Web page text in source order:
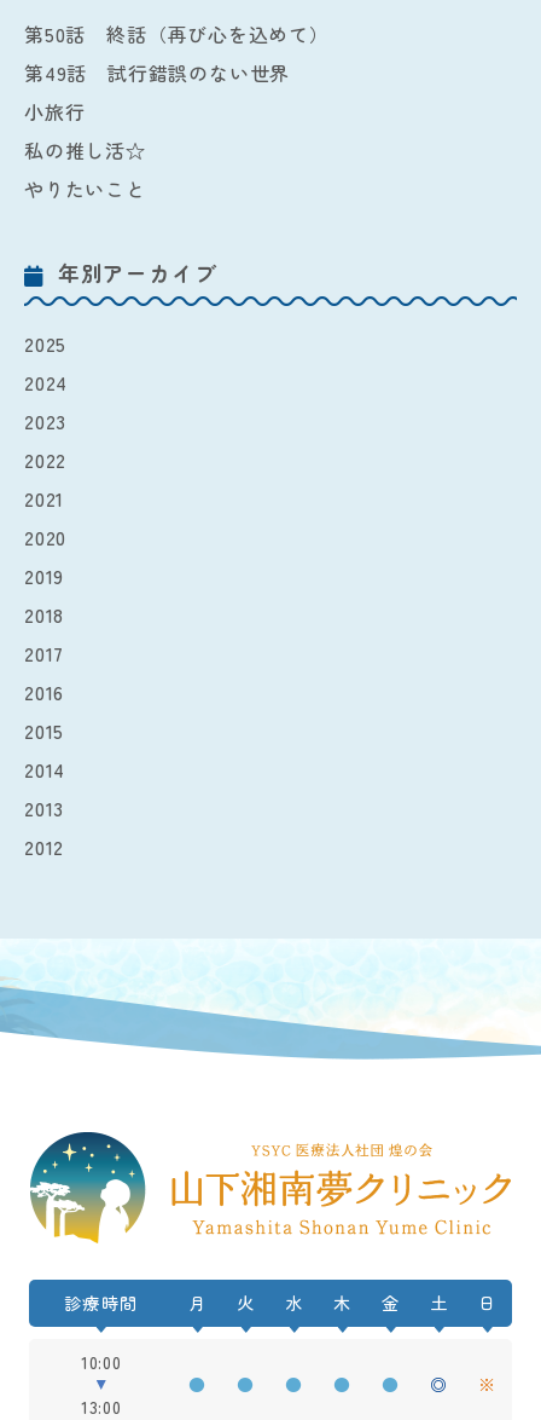
第50話 終話（再び心を込めて）
第49話 試行錯誤のない世界
小旅行
私の推し活☆
やりたいこと
年別アーカイブ
2025
2024
2023
2022
2021
2020
2019
2018
2017
2016
2015
2014
2013
2012
診療時間 月 火 水 木 金 土 日
10:00
13:00
● ● ● ● ● ◎ ※